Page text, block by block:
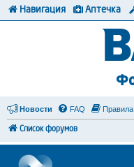
Новости FAQ Правила
Список форумов
Навигация Аптечка